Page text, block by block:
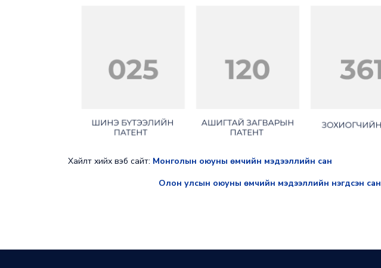
Хайлт хийх вэб сайт: Монголын оюуны өмчийн мэдээллийн сан
Олон улсын оюуны өмчийн мэдээллийн нэгдсэн сан